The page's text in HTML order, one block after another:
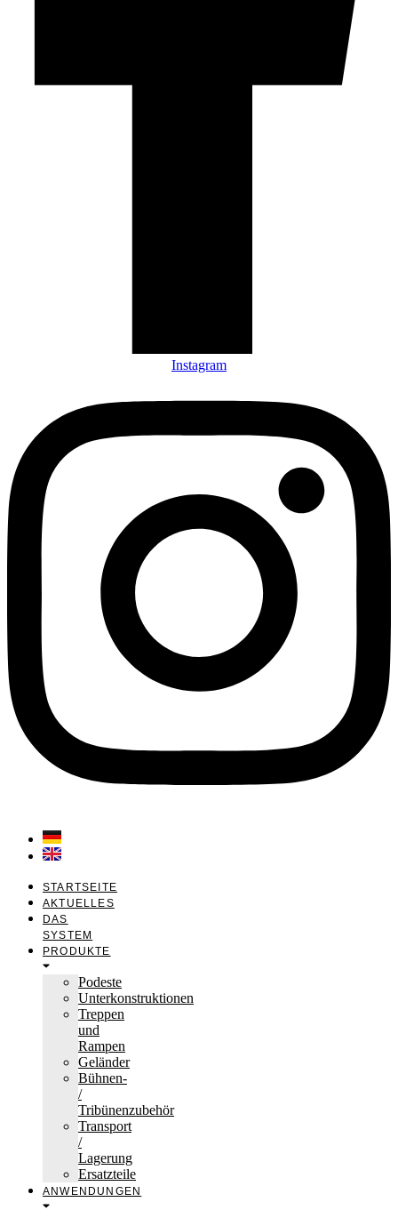
Instagram
STARTSEITE
AKTUELLES
DAS
SYSTEM
PRODUKTE
Podeste
Unterkonstruktionen
Treppen
und
Rampen
Geländer
Bühnen-
/
Tribünenzubehör
Transport
/
Lagerung
Ersatzteile
ANWENDUNGEN